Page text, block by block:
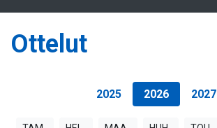
Ottelut
2025 2026 2027